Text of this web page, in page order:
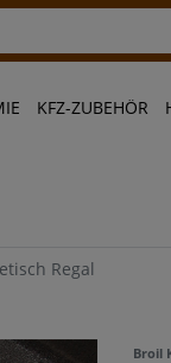
KFZ-ZUBEHÖR
Regal
Broil